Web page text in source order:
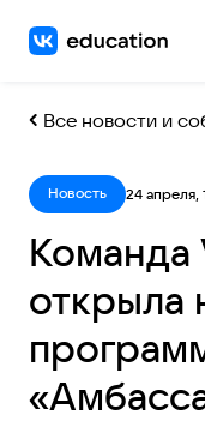
Все новости и
Новость 24
Команда
открыла